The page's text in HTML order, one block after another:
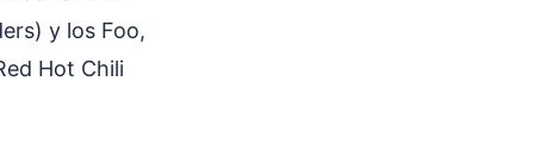
y los Foo,
Hot Chili